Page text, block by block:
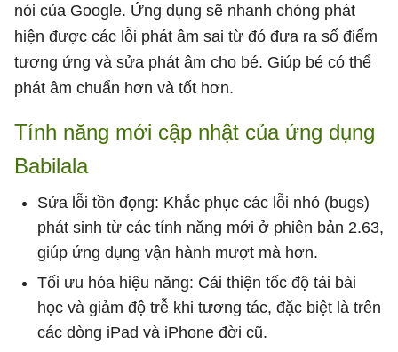
nói của Google. Ứng dụng sẽ nhanh chóng phát
hiện được các lỗi phát âm sai từ đó đưa ra số điểm
tương ứng và sửa phát âm cho bé. Giúp bé có thể
phát âm chuẩn hơn và tốt hơn.
Tính năng mới cập nhật của ứng dụng
Babilala
Sửa lỗi tồn đọng: Khắc phục các lỗi nhỏ (bugs)
phát sinh từ các tính năng mới ở phiên bản 2.63,
giúp ứng dụng vận hành mượt mà hơn.
Tối ưu hóa hiệu năng: Cải thiện tốc độ tải bài
học và giảm độ trễ khi tương tác, đặc biệt là trên
các dòng iPad và iPhone đời cũ.